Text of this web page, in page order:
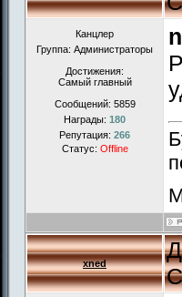
Канцлер
Группа: Администраторы
Достижения:
Самый главный
Сообщений: 5859
Награды: 180
Репутация: 266
Статус: Offline
xned